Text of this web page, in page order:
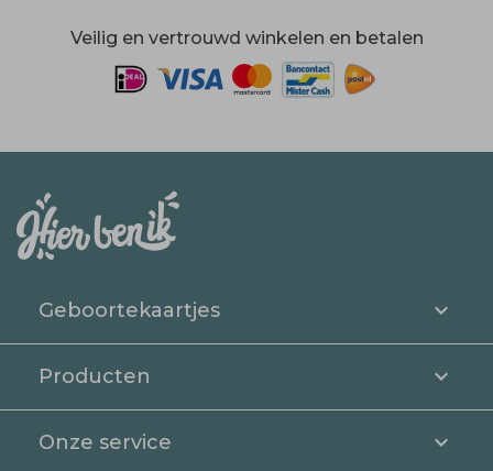
Veilig en vertrouwd winkelen en betalen
Geboortekaartjes
Producten
Onze service